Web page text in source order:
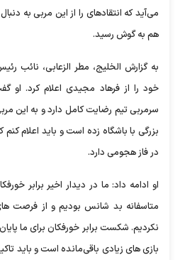
می‌آید که انتقادهای را از این مربی به
هم به گوش رسید.
به گزارش الخلیج، مطر الزعابی، نائب
خود را از فرهاد مجیدی اعلام کرد. او
سرمربی تیم رضایت کامل دارد و به این
بزرگی با باشگاه زده است و باید اعلام کنم
در فاز هجومی دارد.
او ادامه داد: ما در دیدار اخیر برابر
متاسفانه بد شانس بودیم و از فرصت
نکردیم. شکست برابر خورفکان برای ما
بازی های زیادی باقی‌مانده است و باید